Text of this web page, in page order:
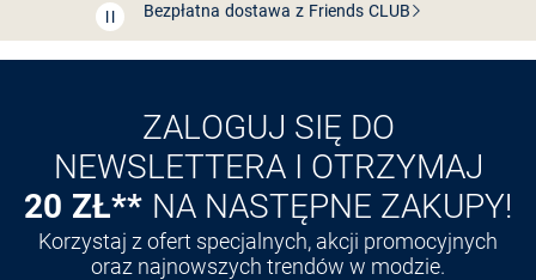
Przedłużenie czasu zwrotu towaru: 60 dni
Odkryj aplikację VANGRAAF
ZALOGUJ SIĘ DO
NEWSLETTERA I OTRZYMAJ
20 ZŁ** NA NASTĘPNE ZAKUPY!
Korzystaj z ofert specjalnych, akcji promocyjnych
oraz najnowszych trendów w modzie.